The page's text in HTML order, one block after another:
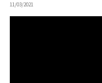
11/03/2021